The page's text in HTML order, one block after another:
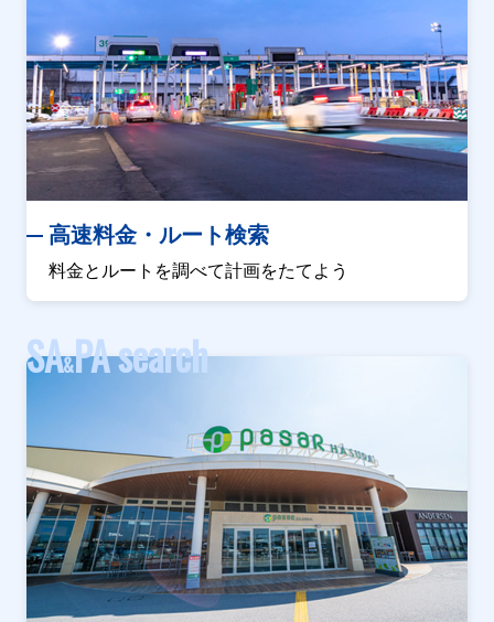
高速料金・ルート検索
料金とルートを調べて計画をたてよう
SA&PA search